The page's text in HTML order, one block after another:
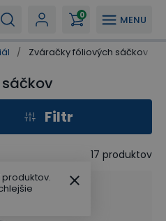
MENU
0
/ Zváračky fóliových sáčkov
Filtr
17 produktov